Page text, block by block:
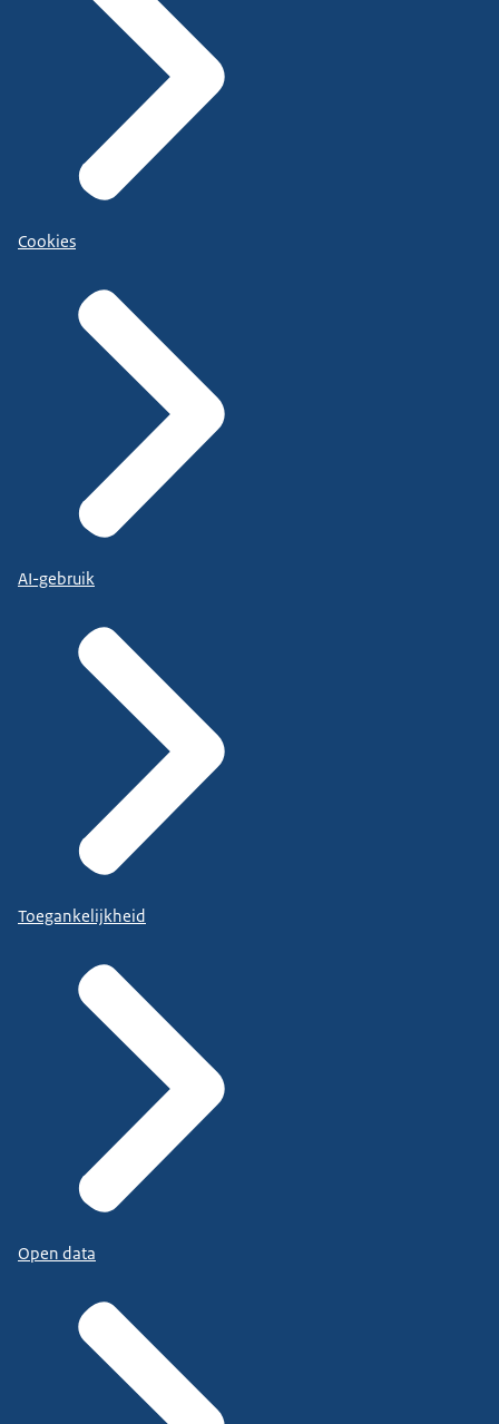
Cookies
AI-gebruik
Toegankelijkheid
Open data